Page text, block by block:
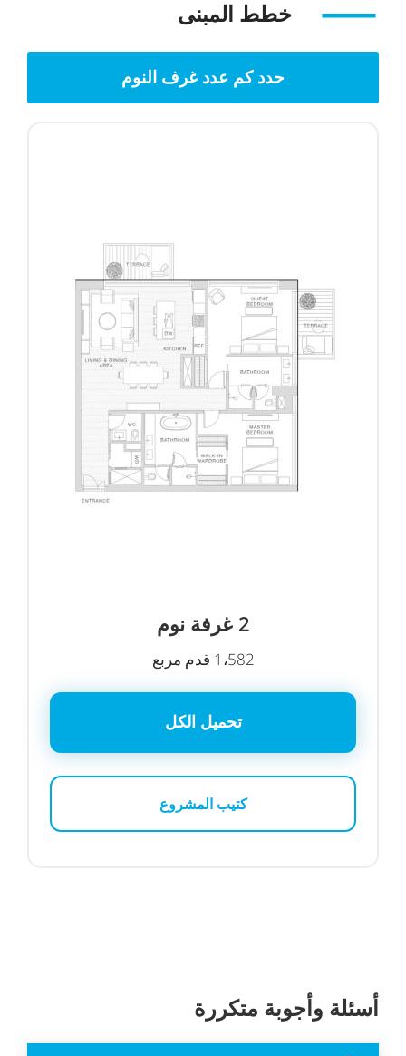
خطط المبنى
حدد كم عدد غرف النوم
2 غرفة نوم
1،582 قدم مربع
تحميل الكل
كتيب المشروع
أسئلة وأجوبة متكررة